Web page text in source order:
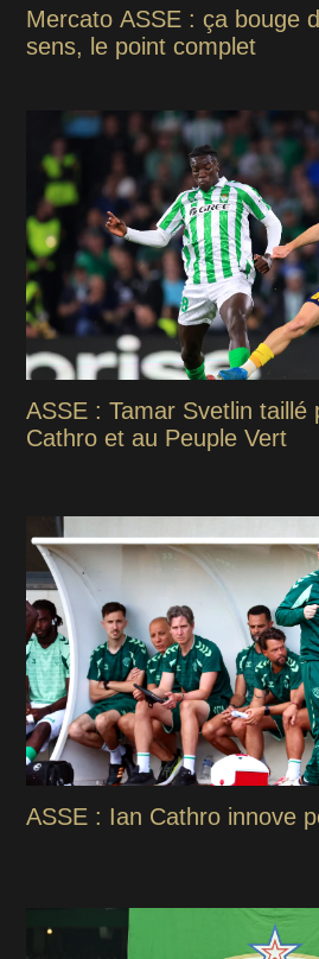
Mercato ASSE : ça bouge
sens, le point complet
ASSE : Tamar Svetlin taillé
Cathro et au Peuple Vert
ASSE : Ian Cathro innove